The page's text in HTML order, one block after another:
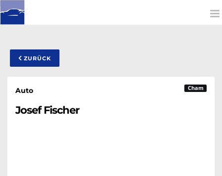
ZURÜCK
Cham
Auto
Josef Fischer